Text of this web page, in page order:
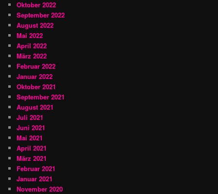
Oktober 2022
September 2022
August 2022
Mai 2022
April 2022
März 2022
Februar 2022
Januar 2022
Oktober 2021
September 2021
August 2021
Juli 2021
Juni 2021
Mai 2021
April 2021
März 2021
Februar 2021
Januar 2021
November 2020